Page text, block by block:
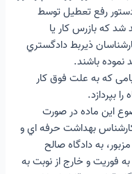
رفع تعطیل توسط
که بازرس کار یا
ذیربط دادگستري
نموده باشند.
که به علت فوق کار
بپردازد.
این ماده در صورت
بهداشت حرفه اي و
به دادگاه صالح
فوریت و خارج از نوبت به